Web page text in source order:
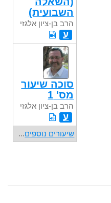
השבועית)
הרב בן-ציון אלגזי
ע
סוכה שיעור
מס' 1
הרב בן-ציון אלגזי
ע
שיעורים נוספים...